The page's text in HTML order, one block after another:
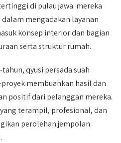
di pulau jawa. mereka
mengadakan layanan
konsep interior dan bagian
serta struktur rumah.
qyusi persada suah
membuahkan hasil dan
positif dari pelanggan mereka.
terampil, profesional, dan
perolehan jempolan